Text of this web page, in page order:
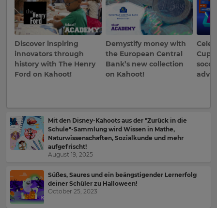
Discover inspiring
innovators through
history with The Henry
Ford on Kahoot!
Demystify money with
the European Central
Bank’s new collection
on Kahoot!
Cup
Mit den Disney-Kahoots aus der "Zurück in die
Schule"-Sammlung wird Wissen in Mathe,
Naturwissenschaften, Sozialkunde und mehr
aufgefrischt!
August 19, 2025
Süßes, Saures und ein beängstigender Lernerfolg
deiner Schüler zu Halloween!
October 25, 2023
Update
your
settings.
×